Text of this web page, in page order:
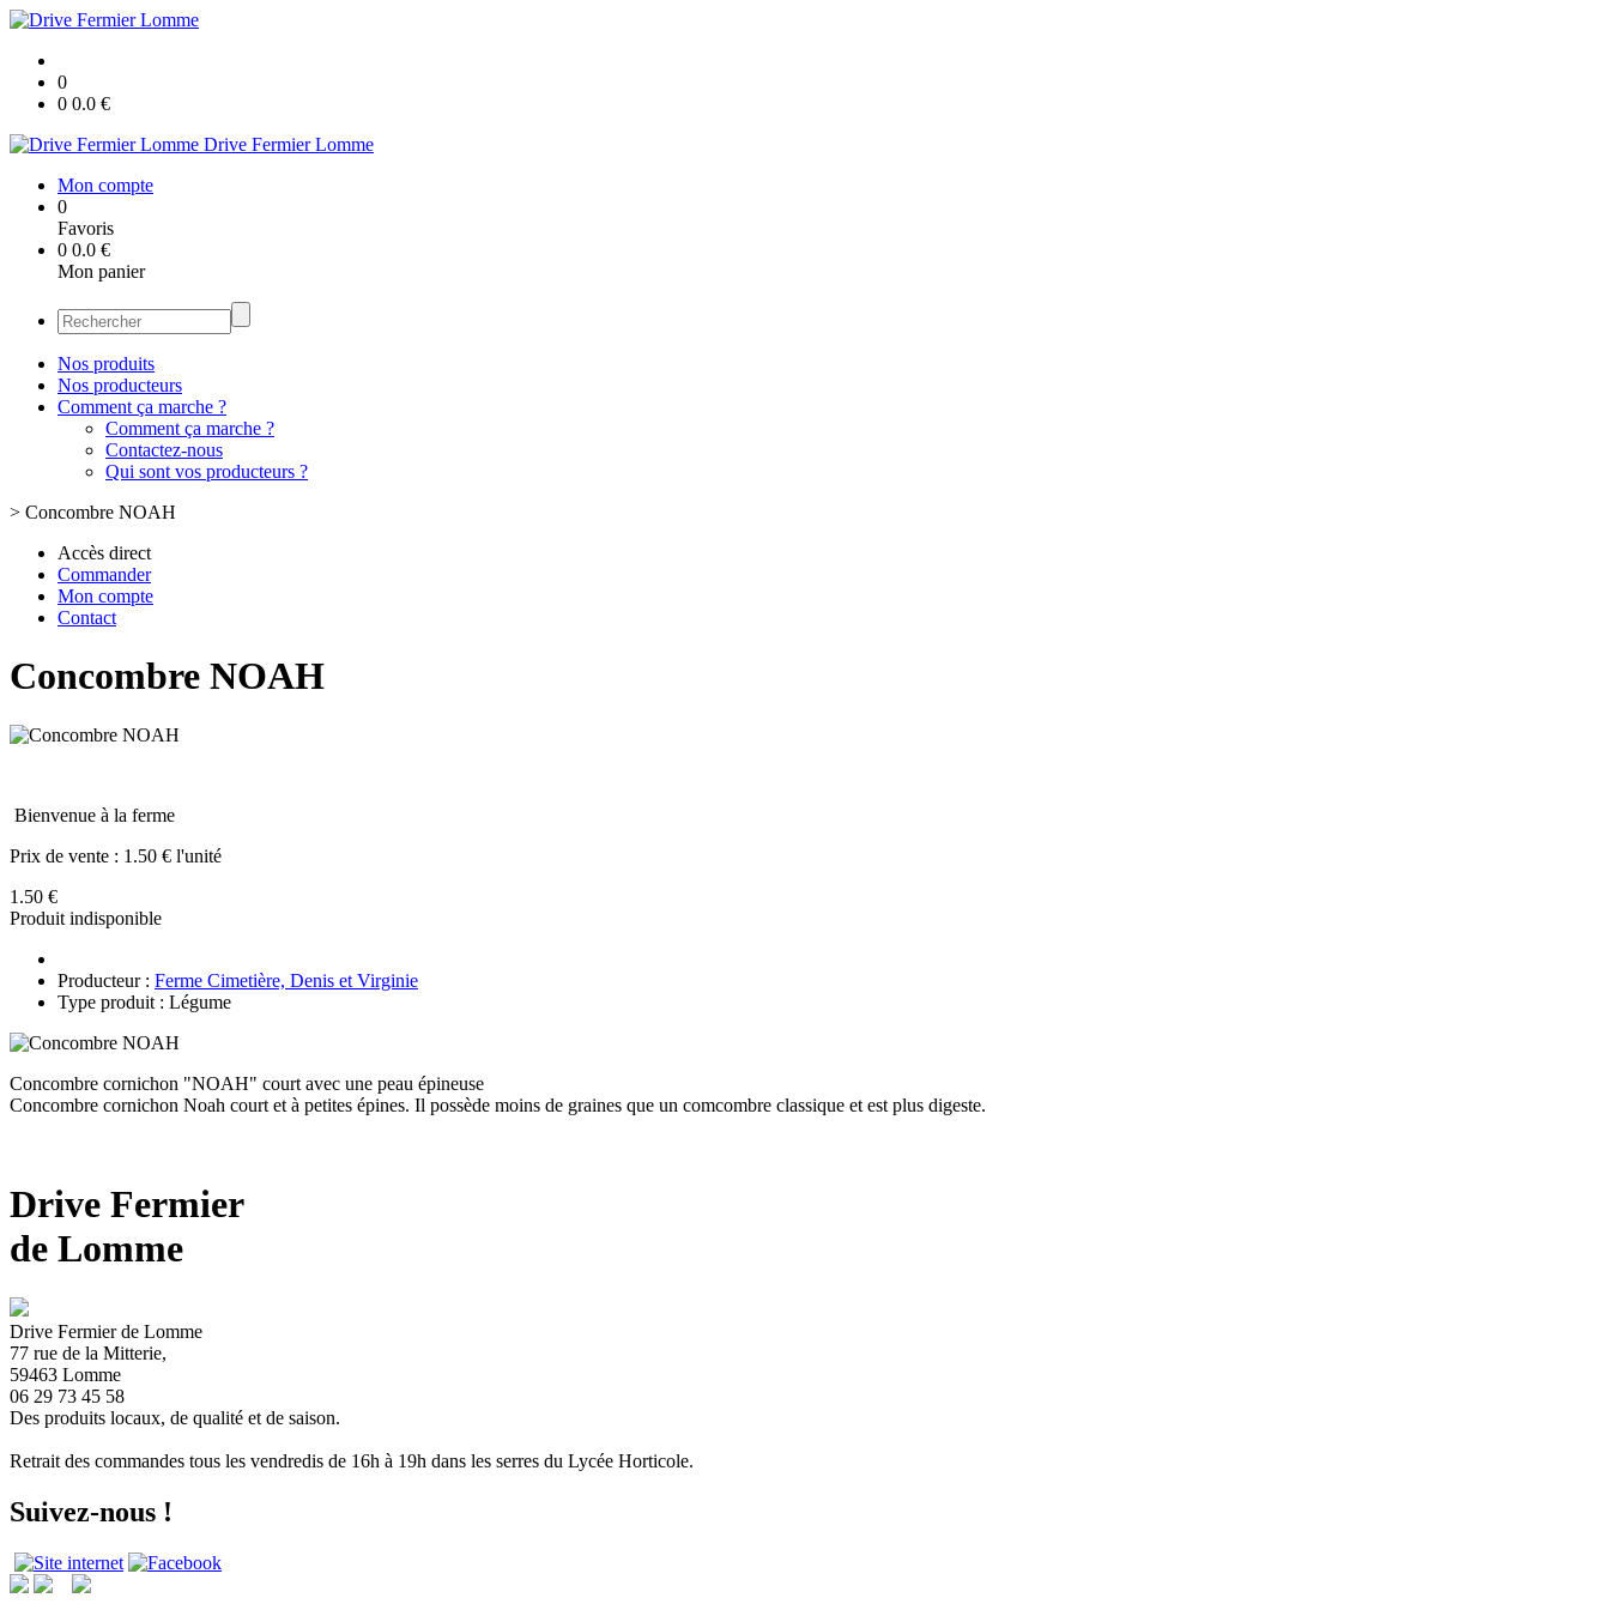
0
0 0.0 €
Drive Fermier Lomme
Mon compte
0
Favoris
0 0.0 €
Mon panier
Nos produits
Nos producteurs
Comment ça marche ?
Comment ça marche ?
Contactez-nous
Qui sont vos producteurs ?
> Concombre NOAH
Accès direct
Commander
Mon compte
Contact
Concombre NOAH
Bienvenue à la ferme
Prix de vente : 1.50 € l'unité
1.50 €
Produit indisponible
Producteur : Ferme Cimetière, Denis et Virginie
Type produit : Légume
Concombre cornichon "NOAH" court avec une peau épineuse
Concombre cornichon Noah court et à petites épines. Il possède moins de graines que un comcombre classique et est plus digeste.
Drive Fermier
de Lomme
Drive Fermier de Lomme
77 rue de la Mitterie,
59463 Lomme
06 29 73 45 58
Des produits locaux, de qualité et de saison.
Retrait des commandes tous les vendredis de 16h à 19h dans les serres du Lycée Horticole.
Suivez-nous !